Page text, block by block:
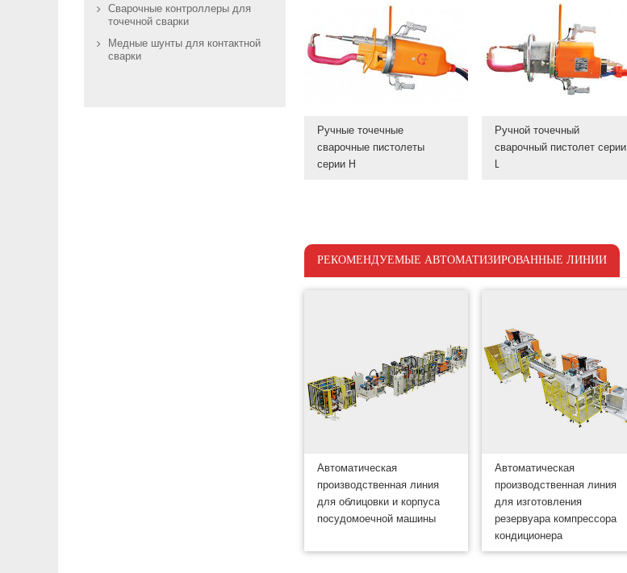
Ручные точечные
сварочные пистолеты
серии H
Ручной точечный
сварочный пистолет серии
L
РЕКОМЕНДУЕМЫЕ АВТОМАТИЗИРОВАННЫЕ ЛИНИИ
Автоматическая
производственная линия
для облицовки и корпуса
посудомоечной машины
Автоматическая
производственная линия
для изготовления
резервуара компрессора
кондиционера
Сварочные контроллеры для
точечной сварки
Медные шунты для контактной
сварки